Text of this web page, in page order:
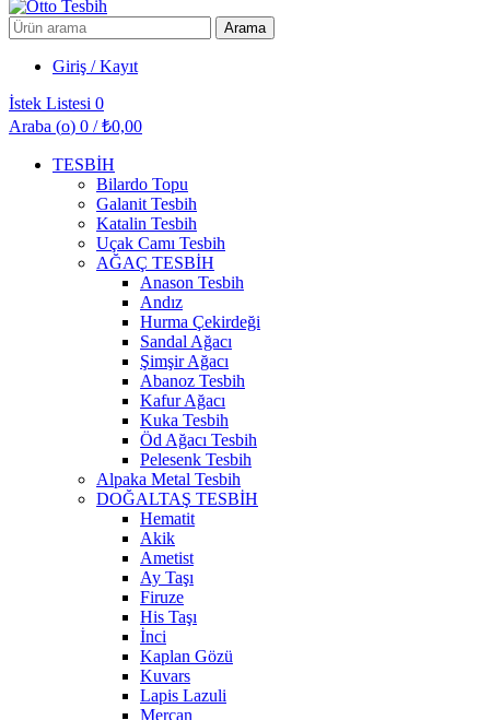
Arayın: Arama
Giriş / Kayıt
İstek Listesi 0
Araba (o) 0 / ₺0,00
TESBİH
Bilardo Topu
Galanit Tesbih
Katalin Tesbih
Uçak Camı Tesbih
AĞAÇ TESBİH
Anason Tesbih
Andız
Hurma Çekirdeği
Sandal Ağacı
Şimşir Ağacı
Abanoz Tesbih
Kafur Ağacı
Kuka Tesbih
Öd Ağacı Tesbih
Pelesenk Tesbih
Alpaka Metal Tesbih
DOĞALTAŞ TESBİH
Hematit
Akik
Ametist
Ay Taşı
Firuze
His Taşı
İnci
Kaplan Gözü
Kuvars
Lapis Lazuli
Mercan